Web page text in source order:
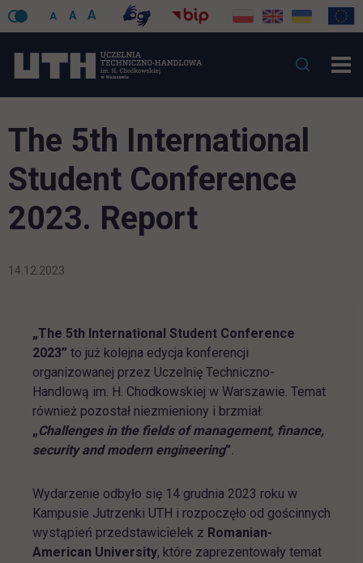
A A A
The 5th International
Student Conference
2023. Report
14.12.2023
„The 5th International Student Conference
2023” to już kolejna edycja konferencji
organizowanej przez Uczelnię Techniczno-
Handlową im. H. Chodkowskiej w Warszawie. Temat
również pozostał niezmieniony i brzmiał:
„Challenges in the fields of management, finance,
security and modern engineering”.
Wydarzenie odbyło się 14 grudnia 2023 roku w
Kampusie Jutrzenki UTH i rozpoczęło od gościnnych
wystąpień przedstawicielek z Romanian-
American University, które zaprezentowały temat